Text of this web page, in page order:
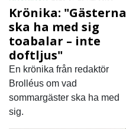
Krönika: "Gästerna
ska ha med sig
toabalar – inte
doftljus"
En krönika från redaktör
Brolléus om vad
sommargäster ska ha med
sig.